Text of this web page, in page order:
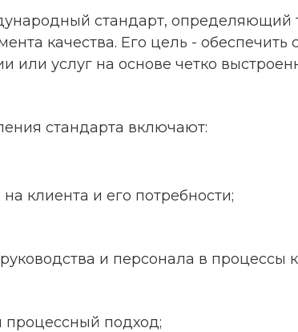
стандарт, определяющий
качества. Его цель - обеспечить
или услуг на основе четко
стандарта включают:
клиента и его потребности;
и персонала в процессы
процессный подход;